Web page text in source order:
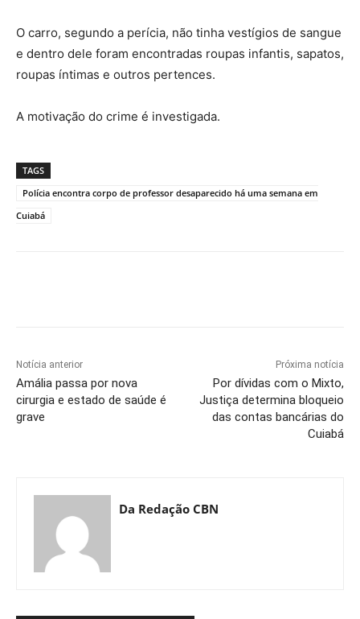
O carro, segundo a perícia, não tinha vestígios de sangue
e dentro dele foram encontradas roupas infantis, sapatos,
roupas íntimas e outros pertences.
A motivação do crime é investigada.
TAGS
Polícia encontra corpo de professor desaparecido há uma semana em
Cuiabá
Notícia anterior
Amália passa por nova
cirurgia e estado de saúde é
grave
Próxima notícia
Por dívidas com o Mixto,
Justiça determina bloqueio
das contas bancárias do
Cuiabá
Da Redação CBN